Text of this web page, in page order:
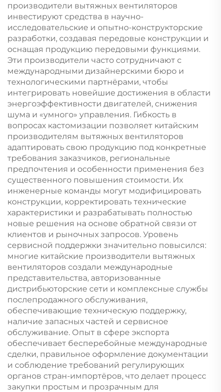
производители вытяжных вентиляторов
инвестируют средства в научно-
исследовательские и опытно-конструкторские
разработки, создавая передовые конструкции и
оснащая продукцию передовыми функциями.
Эти производители часто сотрудничают с
международными дизайнерскими бюро и
технологическими партнёрами, чтобы
интегрировать новейшие достижения в области
энергоэффективности двигателей, снижения
шума и «умного» управления. Гибкость в
вопросах кастомизации позволяет китайским
производителям вытяжных вентиляторов
адаптировать свою продукцию под конкретные
требования заказчиков, региональные
предпочтения и особенности применения без
существенного повышения стоимости. Их
инженерные команды могут модифицировать
конструкции, корректировать технические
характеристики и разрабатывать полностью
новые решения на основе обратной связи от
клиентов и рыночных запросов. Уровень
сервисной поддержки значительно повысился:
многие китайские производители вытяжных
вентиляторов создали международные
представительства, авторизованные
дистрибьюторские сети и комплексные службы
послепродажного обслуживания,
обеспечивающие техническую поддержку,
наличие запасных частей и сервисное
обслуживание. Опыт в сфере экспорта
обеспечивает бесперебойные международные
сделки, правильное оформление документации
и соблюдение требований регулирующих
органов стран-импортёров, что делает процесс
закупки простым и прозрачным для